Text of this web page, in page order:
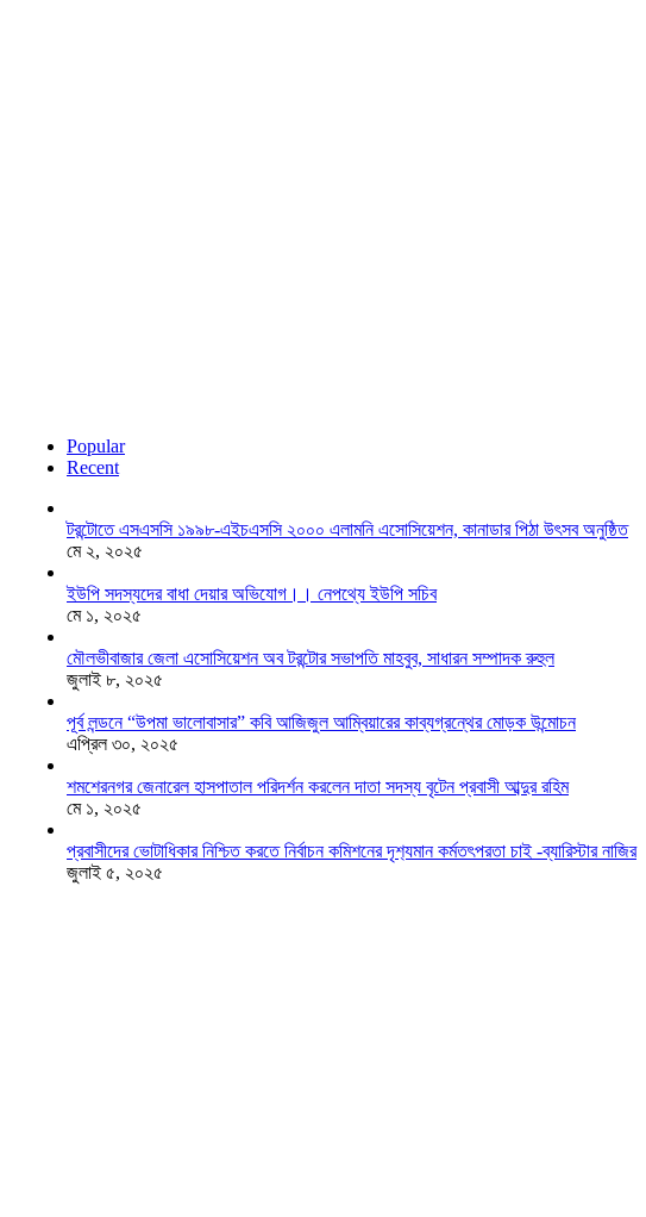
Popular
Recent
টরন্টোতে এসএসসি ১৯৯৮-এইচএসসি ২০০০ এলামনি এসোসিয়েশন, কানাডার পিঠা উৎসব অনুষ্ঠিত
মে ২, ২০২৫
ইউপি সদস্যদের বাধা দেয়ার অভিযোগ।। নেপথ্যে ইউপি সচিব
মে ১, ২০২৫
মৌলভীবাজার জেলা এসোসিয়েশন অব টরন্টোর সভাপতি মাহবুব, সাধারন সম্পাদক রুহুল
জুলাই ৮, ২০২৫
পূর্ব লন্ডনে “উপমা ভালোবাসার” কবি আজিজুল আম্বিয়ারের কাব্যগ্রন্থের মোড়ক উন্মোচন
এপ্রিল ৩০, ২০২৫
শমশেরনগর জেনারেল হাসপাতাল পরিদর্শন করলেন দাতা সদস্য বৃটেন প্রবাসী আব্দুর রহিম
মে ১, ২০২৫
প্রবাসীদের ভোটাধিকার নিশ্চিত করতে নির্বাচন কমিশনের দৃশ‍্যমান কর্মতৎপরতা চাই -ব্যারিস্টার নাজির
জুলাই ৫, ২০২৫